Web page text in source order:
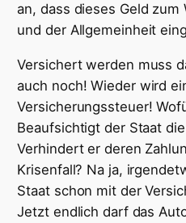
an, dass dieses Geld
und der Allgemeinheit
Versichert werden muss
auch noch! Wieder wird
Versicherungssteuer!
Beaufsichtigt der Staat
Verhindert er deren
Krisenfall? Na ja,
Staat schon mit der
Jetzt endlich darf das